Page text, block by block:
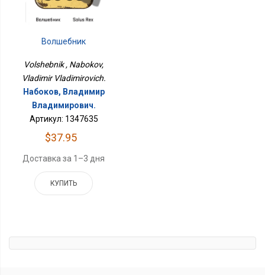
Волшебник
Volshebnik , Nabokov,
Vladimir Vladimirovich.
Набоков, Владимир
Владимирович.
Артикул: 1347635
$37.95
Доставка за 1–3 дня
КУПИТЬ